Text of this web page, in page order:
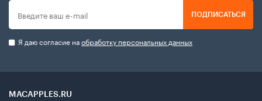
ПОДПИСАТЬСЯ
Я даю согласие наобработку персональных данных
MACAPPLES.RU